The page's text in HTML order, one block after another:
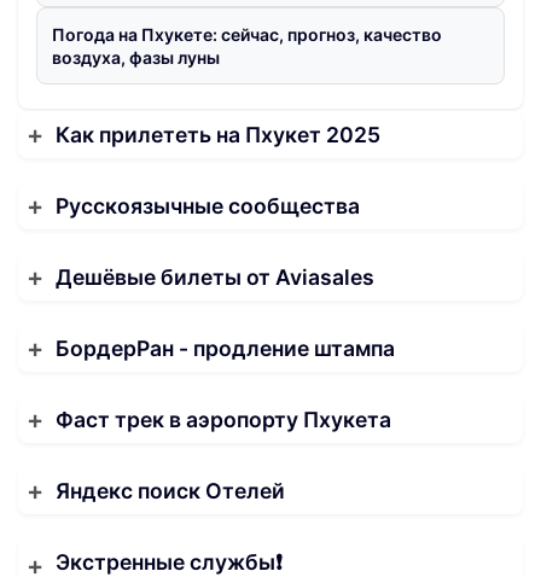
Погода на Пхукете: сейчас, прогноз, качество
воздуха, фазы луны
Как прилететь на Пхукет 2025
Русскоязычные сообщества
Дешёвые билеты от Aviasales
БордерРан - продление штампа
Фаст трек в аэропорту Пхукета
Яндекс поиск Отелей
Экстренные службы❗️